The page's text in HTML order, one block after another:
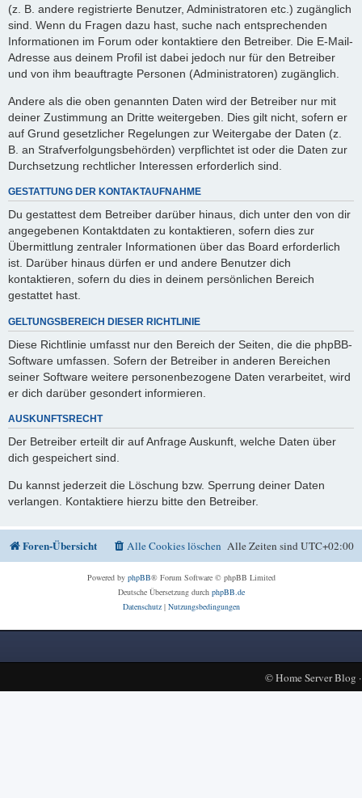
(z. B. andere registrierte Benutzer, Administratoren etc.) zugänglich
sind. Wenn du Fragen dazu hast, suche nach entsprechenden
Informationen im Forum oder kontaktiere den Betreiber. Die E-Mail-
Adresse aus deinem Profil ist dabei jedoch nur für den Betreiber
und von ihm beauftragte Personen (Administratoren) zugänglich.
Andere als die oben genannten Daten wird der Betreiber nur mit
deiner Zustimmung an Dritte weitergeben. Dies gilt nicht, sofern er
auf Grund gesetzlicher Regelungen zur Weitergabe der Daten (z.
B. an Strafverfolgungsbehörden) verpflichtet ist oder die Daten zur
Durchsetzung rechtlicher Interessen erforderlich sind.
GESTATTUNG DER KONTAKTAUFNAHME
Du gestattest dem Betreiber darüber hinaus, dich unter den von dir
angegebenen Kontaktdaten zu kontaktieren, sofern dies zur
Übermittlung zentraler Informationen über das Board erforderlich
ist. Darüber hinaus dürfen er und andere Benutzer dich
kontaktieren, sofern du dies in deinem persönlichen Bereich
gestattet hast.
GELTUNGSBEREICH DIESER RICHTLINIE
Diese Richtlinie umfasst nur den Bereich der Seiten, die die phpBB-
Software umfassen. Sofern der Betreiber in anderen Bereichen
seiner Software weitere personenbezogene Daten verarbeitet, wird
er dich darüber gesondert informieren.
AUSKUNFTSRECHT
Der Betreiber erteilt dir auf Anfrage Auskunft, welche Daten über
dich gespeichert sind.
Du kannst jederzeit die Löschung bzw. Sperrung deiner Daten
verlangen. Kontaktiere hierzu bitte den Betreiber.
Foren-Übersicht Alle Zeiten sindUTC+02:00
Alle Cookies löschen
Powered by phpBB® Forum Software © phpBB Limited
Deutsche Übersetzung durch phpBB.de
Datenschutz| Nutzungsbedingungen
©Home Server Blog